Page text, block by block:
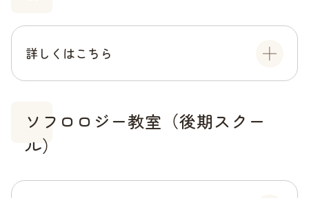
詳しくはこちら
ソフロロジー教室（後期スクー
ル）